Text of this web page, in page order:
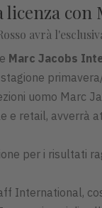
con
avrà
Marc Jacobs
uomo Marc
e retail, avverrà
per i risultati
International,